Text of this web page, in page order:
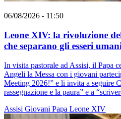
06/08/2026 - 11:50
Leone XIV: la rivoluzione
che separano gli esseri umani
In visita pastorale ad Assisi, il Papa
Angeli la Messa con i giovani
Meeting 2026!” e li invita a seguire
rassegnazione e la paura” e a
Assisi Giovani Papa Leone XIV